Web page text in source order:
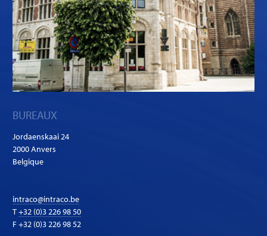
BUREAUX
Jordaenskaai 24
2000 Anvers
Belgique
intraco@intraco.be
T+32 (0)3 226 98 50
F +32 (0)3 226 98 52